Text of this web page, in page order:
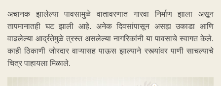
अचानक झालेल्या पावसामुळे वातावरणात गारवा निर्माण झाला असून
तापमानातही घट झाली आहे. अनेक दिवसांपासून असह्य उकाडा आणि
वाढलेल्या आर्द्रतेमुळे त्रस्त असलेल्या नागरिकांनी या पावसाचे स्वागत केले.
काही ठिकाणी जोरदार वाऱ्यासह पाऊस झाल्याने रस्त्यांवर पाणी साचल्याचे
चित्र पाहायला मिळाले.